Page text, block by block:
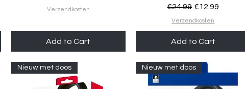
Verzendkosten
Add to Cart
Regular Price
€24.99 Sale Price
€12.99
Verzendkosten
Add to Cart
Nieuw met doos Nieuw met doos